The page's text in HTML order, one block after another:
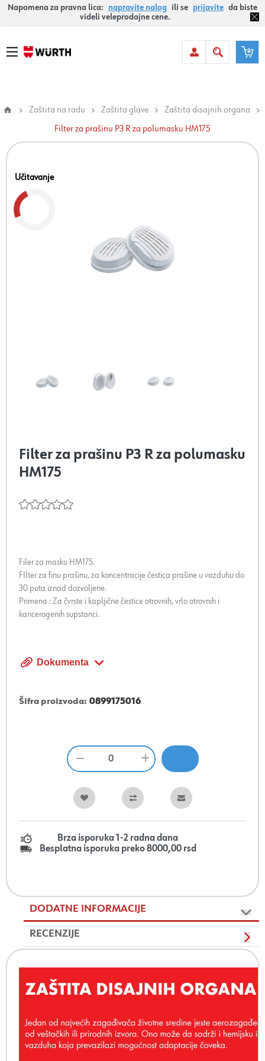
Napomena za pravna lica: napravite nalog ili se prijavite da biste
videli veleprodajne cene.
Zaštita na radu Zaštita glave
Zaštita disajnih organa
Filter za prašinu P3 R za polumasku HM175
Učitavanje
Filter za prašinu P3 R za polumasku
HM175
Filer za masku HM175.
FIlter za finu prašinu, za koncentracije čestica prašine u vazduhu do
30 puta iznad dozvoljene.
Primena : Za čvrste i kapljične čestice otrovnih, vrlo otrovnih i
kancerogenih supstanci.
Dokumenta
Šifra proizvoda: 0899175016
Brza isporuka 1-2 radna dana
Besplatna isporuka preko 8000,00 rsd
DODATNE INFORMACIJE
RECENZIJE